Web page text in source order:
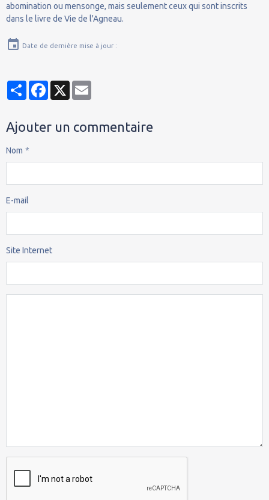
abomination ou mensonge, mais seulement ceux qui sont inscrits
dans le livre de Vie de l'Agneau.
Date de dernière mise à jour :
PartagerFacebook
X
Ajouter un commentaire
Nom
E-mail
Site Internet